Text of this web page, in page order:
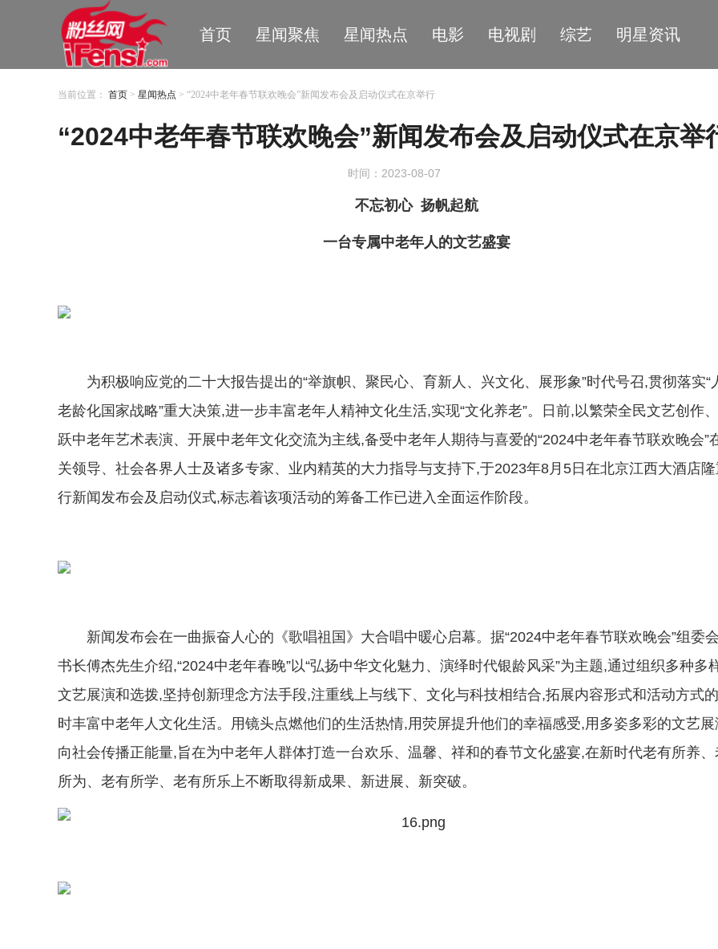
首页 星闻聚焦 星闻热点 电影 电视剧 综艺 明星资讯
当前位置： 首页 > 星闻热点 > “2024中老年春节联欢晚会”新闻发布会及启动仪式在京举行
“2024中老年春节联欢晚会”新闻发布会及启动仪式在京举
时间：2023-08-07
不忘初心 扬帆起航
一台专属中老年人的文艺盛宴
为积极响应党的二十大报告提出的“举旗帜、聚民心、育新人、兴文化、展形象”时代号召,贯彻落实“
老龄化国家战略”重大决策,进一步丰富老年人精神文化生活,实现“文化养老”。日前,以繁荣全民文艺创作
跃中老年艺术表演、开展中老年文化交流为主线,备受中老年人期待与喜爱的“2024中老年春节联欢晚会”
关领导、社会各界人士及诸多专家、业内精英的大力指导与支持下,于2023年8月5日在北京江西大酒店
行新闻发布会及启动仪式,标志着该项活动的筹备工作已进入全面运作阶段。
新闻发布会在一曲振奋人心的《歌唱祖国》大合唱中暖心启幕。据“2024中老年春节联欢晚会”组委
书长傅杰先生介绍,“2024中老年春晚”以“弘扬中华文化魅力、演绎时代银龄风采”为主题,通过组织多种多
文艺展演和选拨,坚持创新理念方法手段,注重线上与线下、文化与科技相结合,拓展内容形式和活动方式
时丰富中老年人文化生活。用镜头点燃他们的生活热情,用荧屏提升他们的幸福感受,用多姿多彩的文艺展
向社会传播正能量,旨在为中老年人群体打造一台欢乐、温馨、祥和的春节文化盛宴,在新时代老有所养、
所为、老有所学、老有所乐上不断取得新成果、新进展、新突破。